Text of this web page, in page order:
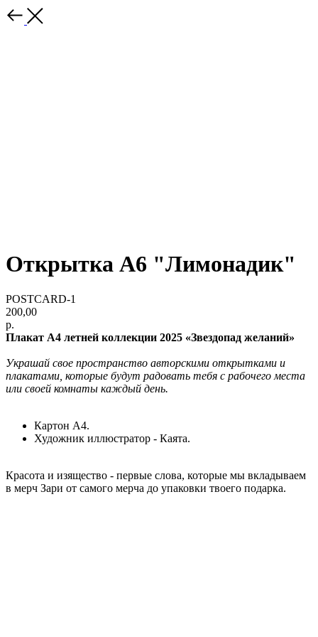
Открытка А6 "Лимонадик"
POSTCARD-1
200,00
р.
Плакат А4 летней коллекции 2025 «Звездопад желаний»
Украшай свое пространство авторскими открытками и
плакатами, которые будут радовать тебя с рабочего места
или своей комнаты каждый день.
Картон А4.
Художник иллюстратор - Каята.
Красота и изящество - первые слова, которые мы вкладываем
в мерч Зари от самого мерча до упаковки твоего подарка.